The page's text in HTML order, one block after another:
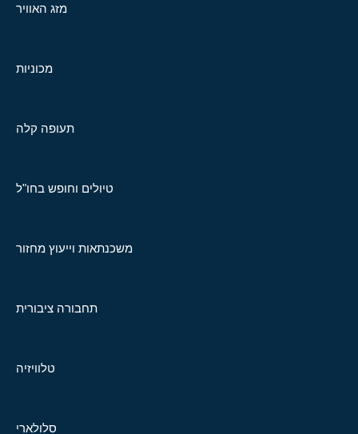
מזג האוויר
מכוניות
תעופה קלה
טיולים וחופש בחו"ל
משכנתאות וייעוץ מחזור
תחבורה ציבורית
טלוויזיה
סלולארי